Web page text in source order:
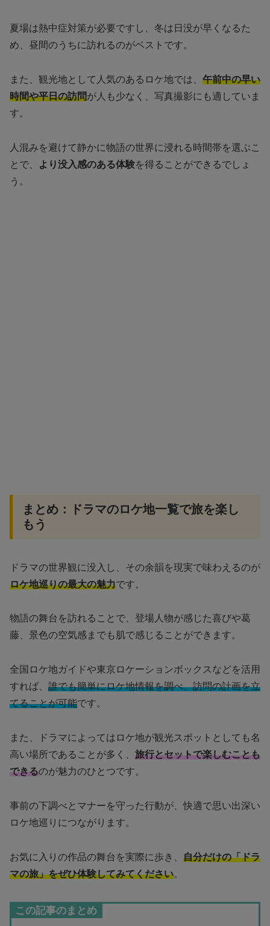
夏場は熱中症対策が必要ですし、冬は日没が早くなるた
め、昼間のうちに訪れるのがベストです。
また、観光地として人気のあるロケ地では、 午前中の早い
時間や平日の訪問が人も少なく、写真撮影にも適していま
す。
人混みを避けて静かに物語の世界に浸れる時間帯を選ぶこ
とで、
より没入感のある体験を得ることができるでしょ
う。
まとめ：ドラマのロケ地一覧で旅を楽し
もう
ドラマの世界観に没入し、その余韻を現実で味わえるのが
ロケ地巡りの最大の魅力です。
物語の舞台を訪れることで、登場人物が感じた喜びや葛
藤、景色の空気感までも肌で感じることができます。
全国ロケ地ガイドや東京ロケーションボックスなどを活用
すれば、 誰でも簡単にロケ地情報を調べ、訪問の計画を立
てることが可能です。
また、ドラマによってはロケ地が観光スポットとしても名
高い場所であることが多く、 旅行とセットで楽しむことも
できるのが魅力のひとつです。
事前の下調べとマナーを守った行動が、快適で思い出深い
ロケ地巡りにつながります。
お気に入りの作品の舞台を実際に歩き、 自分だけの「ドラ
マの旅」をぜひ体験してみてください。
この記事のまとめ